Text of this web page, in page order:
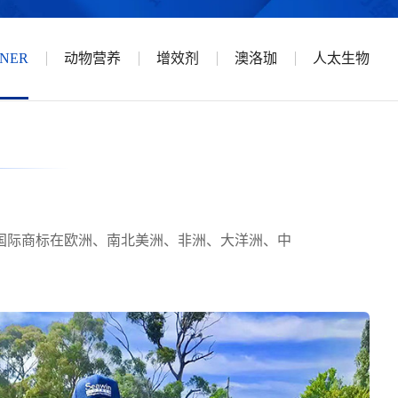
动物营养 增效剂 澳洛珈 人太生物
商标在欧洲、南北美洲、非洲、大洋洲、中